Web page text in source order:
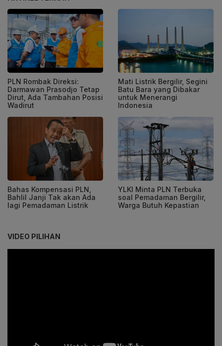
PLN Rombak Direksi:
Darmawan Prasodjo Tetap
Dirut, Ada Tambahan Posisi
Wadirut
Mati Listrik Bergilir, Segini
Batu Bara yang Dibakar
untuk Menerangi
Indonesia
Bahas Kompensasi PLN,
Bahlil Janji Tak akan Ada
lagi Pemadaman Listrik
YLKI Minta PLN Terbuka
soal Pemadaman Bergilir,
Warga Butuh Kepastian
VIDEO PILIHAN